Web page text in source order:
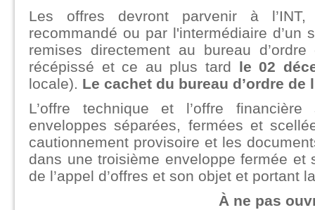
Les offres devront parvenir à
recommandé ou par l'intermédiaire d’un
remises directement au bureau
récépissé et ce au plus tard le 02
locale). Le cachet du bureau d’ordre de
L’offre technique et l’offre
enveloppes séparées, fermées et
cautionnement provisoire et les
dans une troisième enveloppe fermée et
de l’appel d’offres et son objet et portant
À ne pas